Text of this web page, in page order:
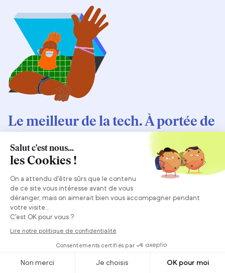
Le meilleur de la tech. À portée de
Abonnez-vous à notre newsletter. Nous envoyons un e-
mail par mois. Pas de spam, promis.
Adresse e-mail
S’abonner